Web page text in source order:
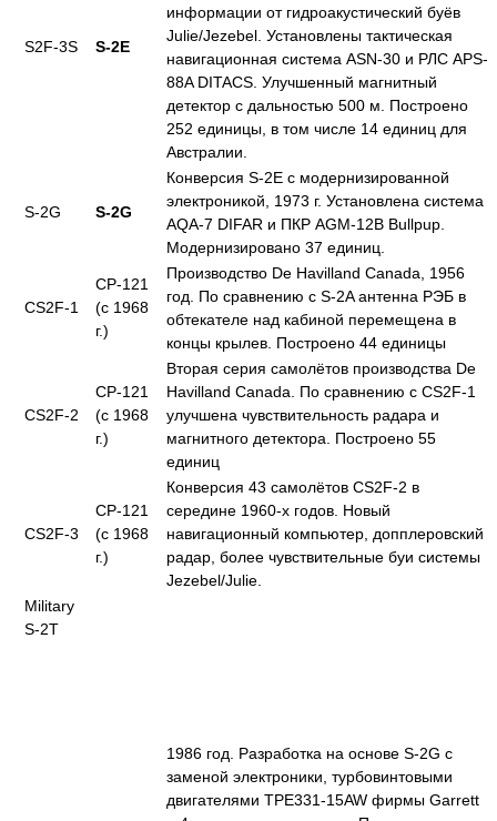
S2F-3S S-2E
информации от гидроакустический буёв
Julie/Jezebel. Установлены тактическая
навигационная система ASN-30 и РЛС APS-
88A DITACS. Улучшенный магнитный
детектор с дальностью 500 м. Построено
252 единицы, в том числе 14 единиц для
Австралии.
S-2G S-2G
Конверсия S-2E с модернизированной
электроникой, 1973 г. Установлена система
AQA-7 DIFAR и ПКР AGM-12B Bullpup.
Модернизировано 37 единиц.
CS2F-1
CP-121
(с 1968
г.)
Производство De Havilland Canada, 1956
год. По сравнению с S-2A антенна РЭБ в
обтекателе над кабиной перемещена в
концы крылев. Построено 44 единицы
CS2F-2
CP-121
(с 1968
г.)
Вторая серия самолётов производства De
Havilland Canada. По сравнению с CS2F-1
улучшена чувствительность радара и
магнитного детектора. Построено 55
единиц
CS2F-3
CP-121
(с 1968
г.)
Конверсия 43 самолётов CS2F-2 в
середине 1960-х годов. Новый
навигационный компьютер, допплеровский
радар, более чувствительные буи системы
Jezebel/Julie.
Military
S-2T
1986 год. Разработка на основе S-2G с
заменой электроники, турбовинтовыми
двигателями TPE331-15AW фирмы Garrett